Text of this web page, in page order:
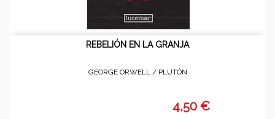
REBELIÓN EN LA GRANJA
GEORGE ORWELL / PLUTÓN
4,50 €